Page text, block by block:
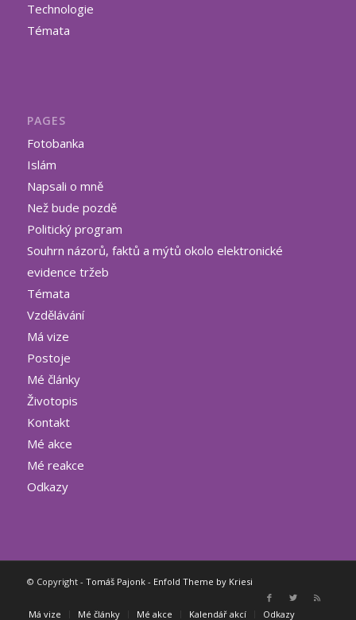
Technologie
Témata
PAGES
Fotobanka
Islám
Napsali o mně
Než bude pozdě
Politický program
Souhrn názorů, faktů a mýtů okolo elektronické
evidence tržeb
Témata
Vzdělávání
Má vize
Postoje
Mé články
Životopis
Kontakt
Mé akce
Mé reakce
Odkazy
© Copyright - Tomáš Pajonk- Enfold Theme by Kriesi
Má vize Mé články Mé akce Kalendář akcí Odkazy